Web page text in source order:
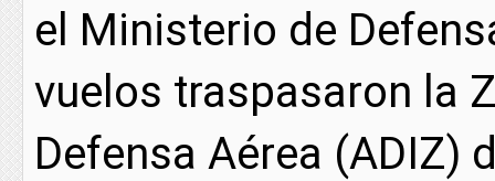
el Ministerio de
vuelos traspasaron la
Defensa Aérea (ADIZ)